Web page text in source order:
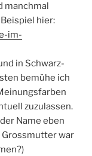
manchmal
hier:
im-
in Schwarz-
bemühe ich
zuzulassen.
Name eben
Grossmutter war